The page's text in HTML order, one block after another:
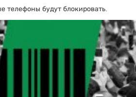
телефоны будут блокировать.